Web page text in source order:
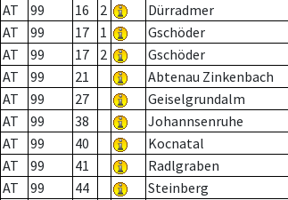
AT
99 16 2 Dürradmer
AT
99 17 1 Gschöder
AT
99 17 2 Gschöder
AT
99 21 Abtenau Zinkenbach
AT
99 27 Geiselgrundalm
AT
99 38 Johannsenruhe
AT
99 40 Kocnatal
AT
99 41 Radlgraben
AT
99 44 Steinberg